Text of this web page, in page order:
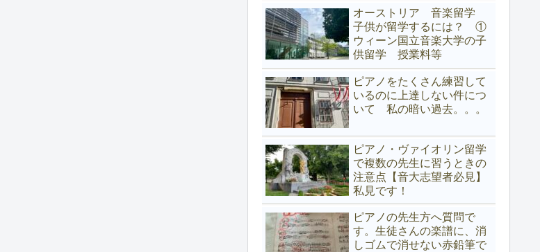
オーストリア 音楽留学
子供が留学するには？ ①
ウィーン国立音楽大学の子
供留学 授業料等
ピアノをたくさん練習して
いるのに上達しない件につ
いて 私の暗い過去。。。
ピアノ・ヴァイオリン留学
で複数の先生に習うときの
注意点【音大志望者必見】
私見です！
ピアノの先生方へ質問で
す。生徒さんの楽譜に、消
しゴムで消せない赤鉛筆で